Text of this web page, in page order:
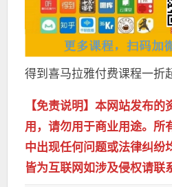
得到喜马拉雅付费课程一折
【免责说明】本网站发布
用，请勿用于商业用途。所
中出现任何问题或法律纠纷
皆为互联网如涉及侵权请联